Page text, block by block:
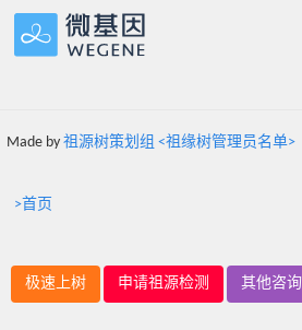
Made by 祖源树策划组 <祖缘树管理员名单>
>首页
极速上树 申请祖源检测 其他咨询